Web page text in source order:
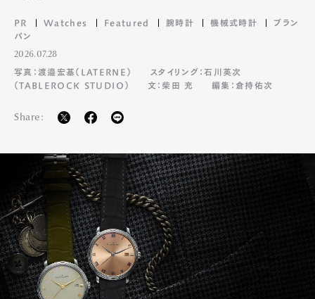
PR Watches Featured 腕時計 機械式時計
ブラン
パン
2026.07.28
写真：渡邉宏基（LATERNE）
スタイリング：石川英次
（TABLEROCK STUDIO）
文：柴田 充 編集：倉持佑次
Share: